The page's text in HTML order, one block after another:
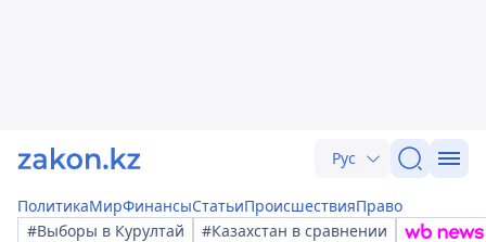
Рус
ПолитикаМирФинансыСтатьиПроисшествияПраво
#Выборы в Курултай
#Казахстан в сравнении